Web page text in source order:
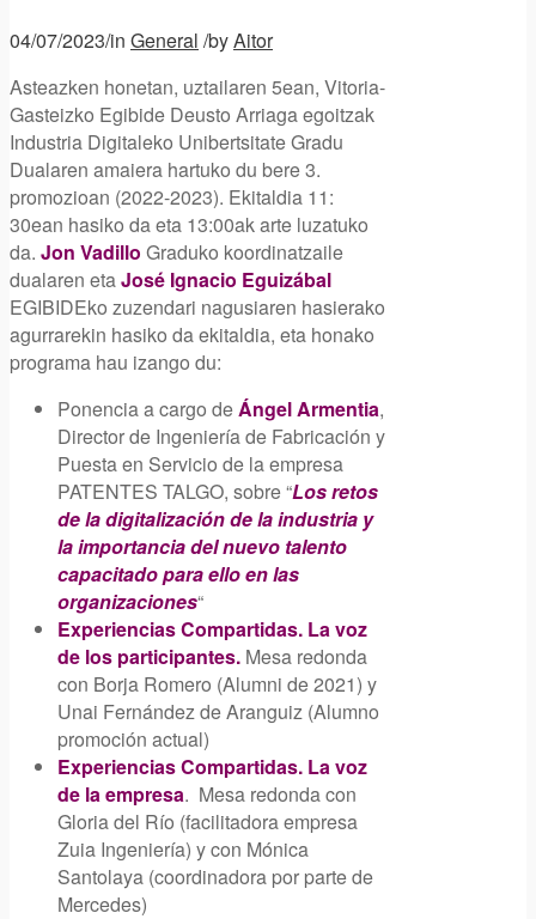
04/07/2023/in General /byAitor
Asteazken honetan, uztailaren 5ean, Vitoria-
Gasteizko Egibide Deusto Arriaga egoitzak
Industria Digitaleko Unibertsitate Gradu
Dualaren amaiera hartuko du bere 3.
promozioan (2022-2023). Ekitaldia 11:
30ean hasiko da eta 13:00ak arte luzatuko
da. Jon Vadillo Graduko koordinatzaile
dualaren etaJosé Ignacio Eguizábal
EGIBIDEko zuzendari nagusiaren hasierako
agurrarekin hasiko da ekitaldia, eta honako
programa hau izango du:
Ponencia a cargo deÁngel Armentia,
Director de Ingeniería de Fabricación y
Puesta en Servicio de la empresa
PATENTES TALGO, sobre “Los retos
de la digitalización de la industria y
la importancia del nuevo talento
capacitado para ello en las
organizaciones“
Experiencias Compartidas. La voz
de los participantes. Mesa redonda
con Borja Romero (Alumni de 2021) y
Unai Fernández de Aranguiz (Alumno
promoción actual)
Experiencias Compartidas. La voz
de la empresa. Mesa redonda con
Gloria del Río (facilitadora empresa
Zuia Ingeniería) y con Mónica
Santolaya (coordinadora por parte de
Mercedes)